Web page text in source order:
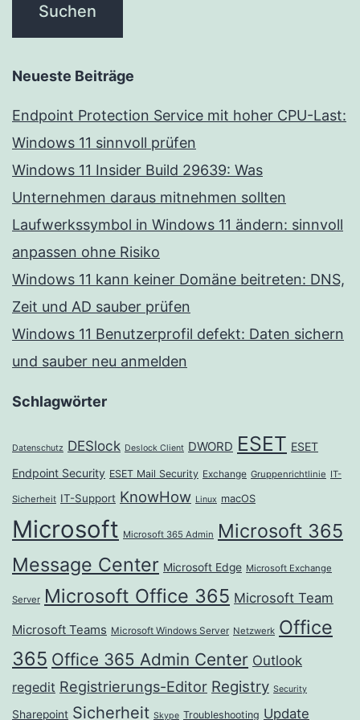
Neueste Beiträge
Endpoint Protection Service mit hoher CPU-Last:
Windows 11 sinnvoll prüfen
Windows 11 Insider Build 29639: Was
Unternehmen daraus mitnehmen sollten
Laufwerkssymbol in Windows 11 ändern: sinnvoll
anpassen ohne Risiko
Windows 11 kann keiner Domäne beitreten: DNS,
Zeit und AD sauber prüfen
Windows 11 Benutzerprofil defekt: Daten sichern
und sauber neu anmelden
Schlagwörter
Datenschutz DESlock Deslock Client DWORD ESET ESET
Endpoint Security ESET Mail Security Exchange Gruppenrichtlinie IT-
Sicherheit IT-Support KnowHow Linux macOS
Microsoft Microsoft 365 Admin Microsoft 365
Message Center Microsoft Edge Microsoft Exchange
Server Microsoft Office 365 Microsoft Team
Microsoft Teams Microsoft Windows Server Netzwerk Office
365 Office 365 Admin Center Outlook
regedit Registrierungs-Editor Registry Security
Sharepoint Sicherheit Skype Troubleshooting Update